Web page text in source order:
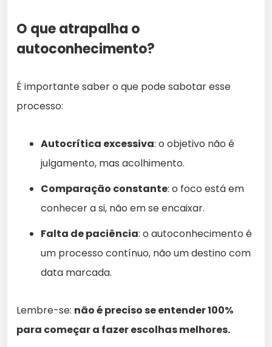
O que atrapalha o
autoconhecimento?
É importante saber o que pode sabotar esse
processo:
Autocrítica excessiva: o objetivo não é
julgamento, mas acolhimento.
Comparação constante: o foco está em
conhecer a si, não em se encaixar.
Falta de paciência: o autoconhecimento é
um processo contínuo, não um destino com
data marcada.
Lembre-se: não é preciso se entender 100%
para começar a fazer escolhas melhores.